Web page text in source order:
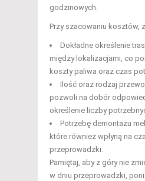
godzinowych.
Przy szacowaniu kosztów,
Dokładne określenie
między lokalizacjami, co
koszty paliwa oraz czas
Ilość oraz rodzaj
pozwoli na dobór
określenie liczby
Potrzebę demontażu
które również wpłyną na
przeprowadzki.
Pamiętaj, aby z góry nie
w dniu przeprowadzki,